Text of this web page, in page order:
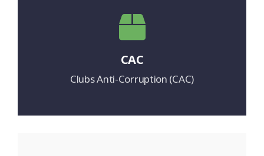
CAC
Clubs Anti-Corruption (CAC)